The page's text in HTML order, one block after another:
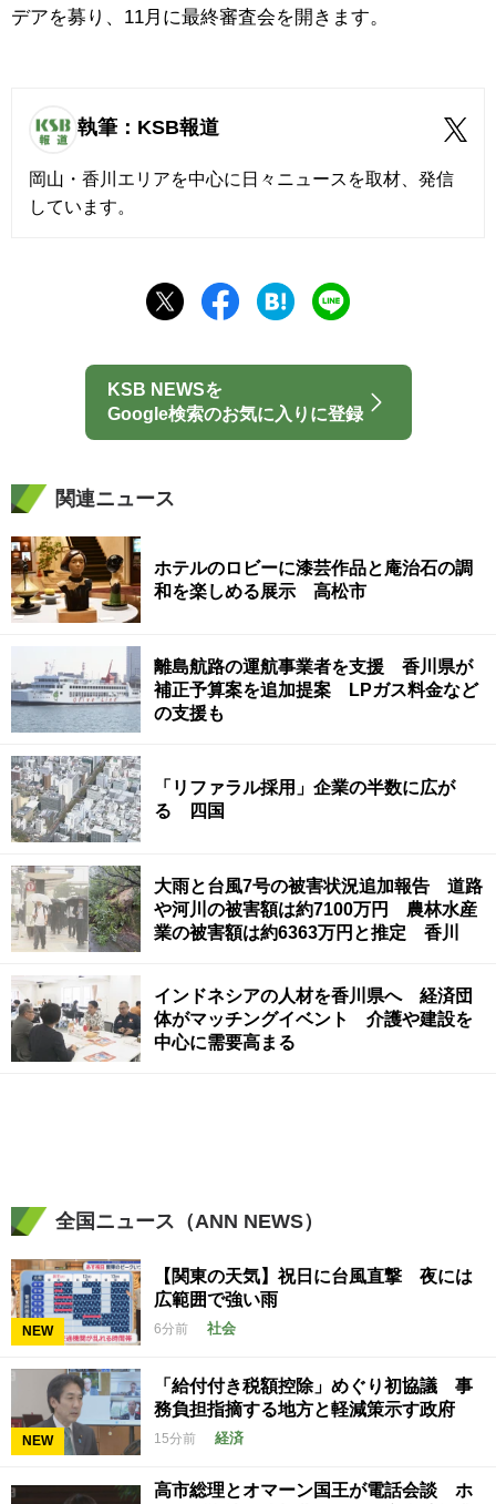
デアを募り、11月に最終審査会を開きます。
執筆：KSB報道
岡山・香川エリアを中心に日々ニュースを取材、発信
しています。
KSB NEWSを
Google検索のお気に入りに登録
関連ニュース
ホテルのロビーに漆芸作品と庵治石の調
和を楽しめる展示 高松市
離島航路の運航事業者を支援 香川県が
補正予算案を追加提案 LPガス料金など
の支援も
「リファラル採用」企業の半数に広が
る 四国
大雨と台風7号の被害状況追加報告 道路
や河川の被害額は約7100万円 農林水産
業の被害額は約6363万円と推定 香川
インドネシアの人材を香川県へ 経済団
体がマッチングイベント 介護や建設を
中心に需要高まる
全国ニュース（ANN NEWS）
NEW
【関東の天気】祝日に台風直撃 夜には
広範囲で強い雨
6分前 社会
NEW
「給付付き税額控除」めぐり初協議 事
務負担指摘する地方と軽減策示す政府
15分前 経済
高市総理とオマーン国王が電話会談 ホ